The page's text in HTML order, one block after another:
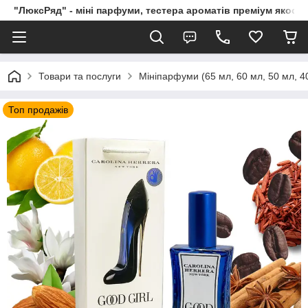
"ЛюксРяд" - міні парфуми, тестера ароматів преміум
Товари та послуги Мініпарфуми (65 мл, 60 мл, 50 мл,
Топ продажів